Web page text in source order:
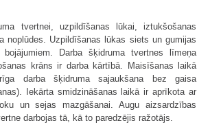
tvertnei, uzpildīšanas lūkai, iztukšošanas
noplūdes. Uzpildīšanas lūkas siets un gumijas
Darba šķidruma tvertnes līmeņa
krāns ir darba kārtībā. Maisīšanas laikā
darba šķidruma sajaukšana bez gaisa
Iekārta smidzināšanas laikā ir aprīkota ar
un sejas mazgāšanai. Augu aizsardzības
darbojas tā, kā to paredzējis ražotājs.